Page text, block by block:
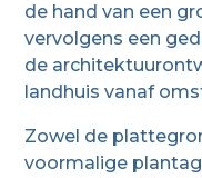
de hand van een
vervolgens een
de
landhuis vanaf
Zowel de
voormalige